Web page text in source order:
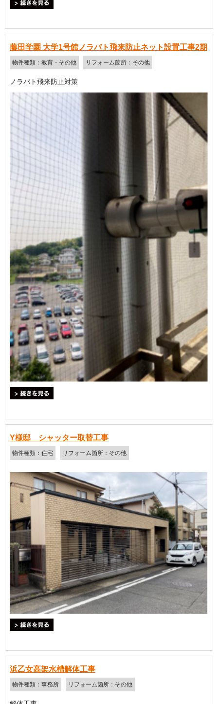
藤田学園 大学1号館ノラバト飛来防止ネット設置工事2期
物件種類：教育・その他 リフォーム箇所：その他
ノラバト飛来防止対策
Y様邸 シャッター取替工事
物件種類：住宅 リフォーム箇所：その他
浜乙女高架水槽解体工事
物件種類：事務所 リフォーム箇所：その他